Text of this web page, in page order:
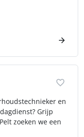
en
Grijp
zoeken we een